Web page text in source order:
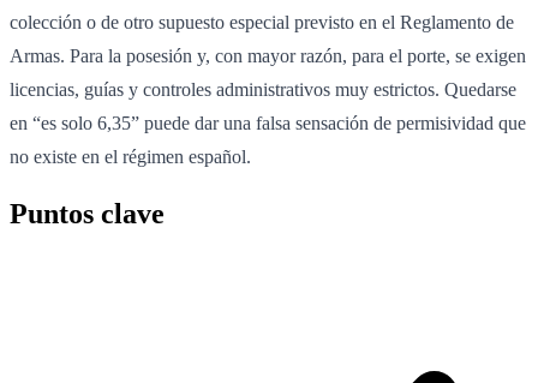
colección o de otro supuesto especial previsto en el Reglamento de
Armas. Para la posesión y, con mayor razón, para el porte, se exigen
licencias, guías y controles administrativos muy estrictos. Quedarse
en “es solo 6,35” puede dar una falsa sensación de permisividad que
no existe en el régimen español.
Puntos clave